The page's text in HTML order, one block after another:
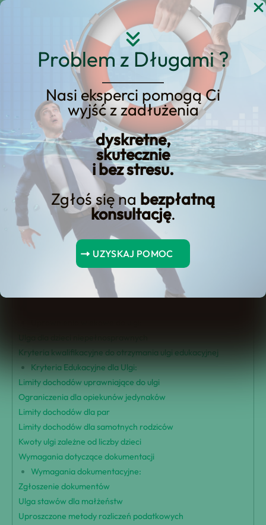
Problem z Długami ?
Nasi eksperci pomogą Ci
wyjść z zadłużenia
dyskretne,
skutecznie
i bez stresu.
Zgłoś się na bezpłatną
konsultację.
UZYSKAJ POMOC
Przejdź
Ulga na dziecko. Jak
rozliczyć ulgę rodzinna w
formularzu PIT?
Spis Treści
Podsumowanie kluczowych punktów
Przegląd Ulgi Rodzinnej
Warunki ulgi rodzinnej
Kryteria kwalifikacyjne do otrzymania ulgi edukacyjnej
Kryteria Edukacyjne dla Ulgi:
Limity dochodów uprawniające do ulgi
Ograniczenia dla opiekunów jedynaków
Limity dochodów dla par
Limity dochodów dla samotnych rodziców
Kwoty ulgi zależne od liczby dzieci
Wymagania dotyczące dokumentacji
Wymagania dokumentacyjne:
Zgłoszenie dokumentów
Ulga stawów dla małżeństw
Uproszczone metody rozliczeń podatkowych